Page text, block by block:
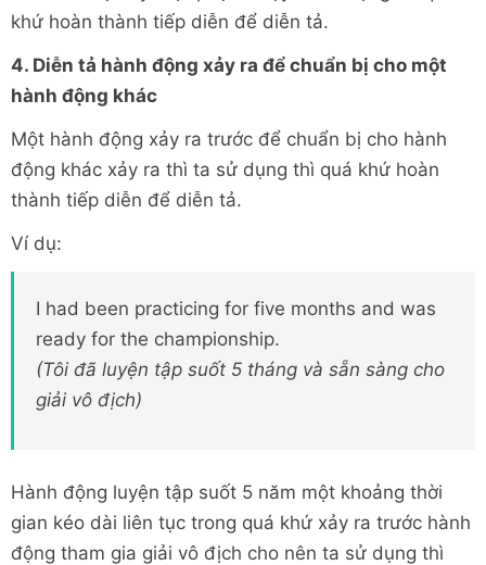
khứ hoàn thành tiếp diễn để diễn tả.
4. Diễn tả hành động xảy ra để chuẩn bị cho một
hành động khác
Một hành động xảy ra trước để chuẩn bị cho hành
động khác xảy ra thì ta sử dụng thì quá khứ hoàn
thành tiếp diễn để diễn tả.
Ví dụ:
I had been practicing for five months and was
ready for the championship.
(Tôi đã luyện tập suốt 5 tháng và sẵn sàng cho
giải vô địch)
Hành động luyện tập suốt 5 năm một khoảng thời
gian kéo dài liên tục trong quá khứ xảy ra trước hành
động tham gia giải vô địch cho nên ta sử dụng thì